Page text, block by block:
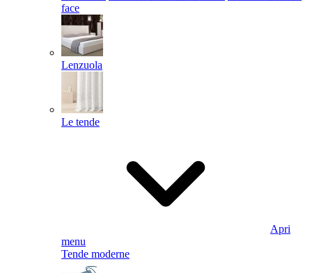
face
Lenzuola
Le tende
Apri
menu
Tende moderne